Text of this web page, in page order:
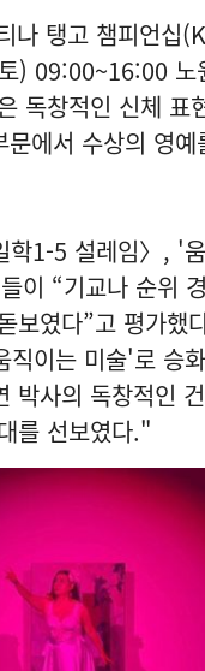
나 탱고 챔피언십
) 09:00~16:00 노
독창적인 신체 표
에서 수상의 영예
학1-5 설레임〉, '
이 “기교나 순위
보였다”고 평가했
이는 미술'로 승
박사의 독창적인
를 선보였다."